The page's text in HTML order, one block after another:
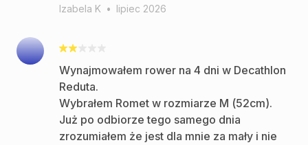
Izabela K • lipiec 2026
Wynajmowałem rower na 4 dni w Decathlon
Reduta.
Wybrałem Romet w rozmiarze M (52cm).
Już po odbiorze tego samego dnia
zrozumiałem że jest dla mnie za mały i nie